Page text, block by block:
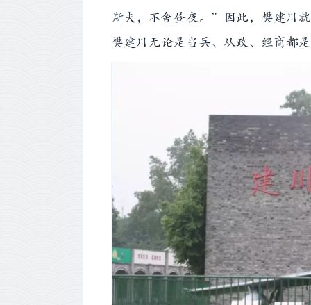
斯夫，不舍昼夜。”因此，樊建川
樊建川无论是当兵、从政、经商都